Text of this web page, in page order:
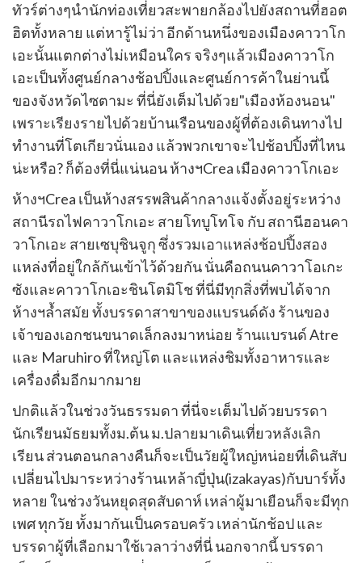
ทัวร์ต่างๆนำนักท่องเที่ยวสะพายกล้องไปยังสถานที่ฮอต
ฮิตทั้งหลาย แต่หารู้ไม่ว่า อีกด้านหนึ่งของเมืองคาวาโก
เอะนั้นแตกต่างไม่เหมือนใคร จริงๆแล้วเมืองคาวาโก
เอะเป็นทั้งศูนย์กลางช้อปปิ้งและศูนย์การค้าในย่านนี้
ของจังหวัดไซตามะ ที่นี่ยังเต็มไปด้วย"เมืองห้องนอน"
เพราะเรียงรายไปด้วยบ้านเรือนของผู้ที่ต้องเดินทางไป
ทำงานที่โตเกียวนั่นเอง แล้วพวกเขาจะไปช้อปปิ้งที่ไหน
น่ะหรือ? ก็ต้องที่นี่แน่นอน ห้างฯCrea เมืองคาวาโกเอะ
ห้างฯCrea เป็นห้างสรรพสินค้ากลางแจ้งตั้งอยู่ระหว่าง
สถานีรถไฟคาวาโกเอะ สายโทบูโทโจ กับ สถานีฮอนคา
วาโกเอะ สายเซบุชินจูกุ ซึ่งรวมเอาแหล่งช้อปปิ้งสอง
แหล่งที่อยู่ใกล้กันเข้าไว้ด้วยกัน นั่นคือถนนคาวาโอเกะ
ซังและคาวาโกเอะชินโตมิโช ที่นี่มีทุกสิ่งที่พบได้จาก
ห้างฯล้ำสมัย ทั้งบรรดาสาขาของแบรนด์ดัง ร้านของ
เจ้าของเอกชนขนาดเล็กลงมาหน่อย ร้านแบรนด์ Atre
และ Maruhiro ที่ใหญ่โต และแหล่งชิมทั้งอาหารและ
เครื่องดื่มอีกมากมาย
ปกติแล้วในช่วงวันธรรมดา ที่นี่จะเต็มไปด้วยบรรดา
นักเรียนมัธยมทั้งม.ต้น ม.ปลายมาเดินเที่ยวหลังเลิก
เรียน ส่วนตอนกลางคืนก็จะเป็นวัยผู้ใหญ่หน่อยที่เดินสับ
เปลี่ยนไปมาระหว่างร้านเหล้าญี่ปุ่น(izakayas)กับบาร์ทั้ง
หลาย ในช่วงวันหยุดสุดสับดาห์ เหล่าผู้มาเยือนก็จะมีทุก
เพศ ทุกวัย ทั้งมากันเป็นครอบครัว เหล่านักช้อป และ
บรรดาผู้ที่เลือกมาใช้เวลาว่างที่นี่ นอกจากนี้ บรรดา